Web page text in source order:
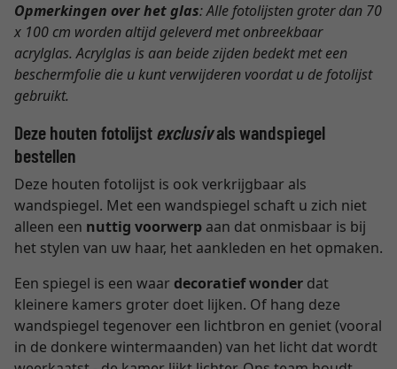
Opmerkingen over het glas: Alle fotolijsten groter dan 70
x 100 cm worden altijd geleverd met onbreekbaar
acrylglas. Acrylglas is aan beide zijden bedekt met een
beschermfolie die u kunt verwijderen voordat u de fotolijst
gebruikt.
Deze houten fotolijstexclusivals wandspiegel
bestellen
Deze houten fotolijst is ook verkrijgbaar als
wandspiegel. Met een wandspiegel schaft u zich niet
alleen een nuttig voorwerp aan dat onmisbaar is bij
het stylen van uw haar, het aankleden en het opmaken.
Een spiegel is een waardecoratief wonder dat
kleinere kamers groter doet lijken. Of hang deze
wandspiegel tegenover een lichtbron en geniet (vooral
in de donkere wintermaanden) van het licht dat wordt